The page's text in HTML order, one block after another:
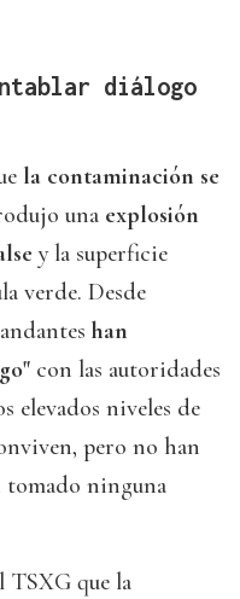
diálogo
la contaminación se
una explosión
y la superficie
verde. Desde
han
con las autoridades
elevados niveles de
pero no han
tomado ninguna
TSXG que la